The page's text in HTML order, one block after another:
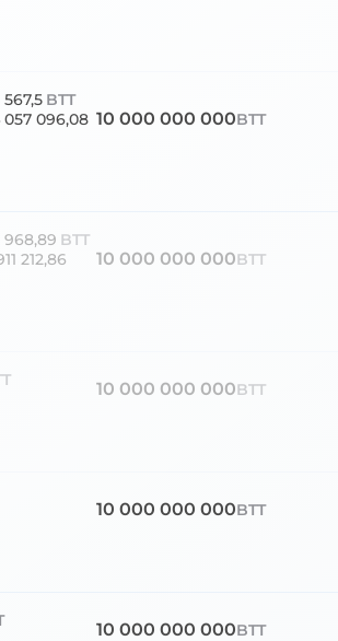
567,5 BTT
057 096,08 10 000 000 000BTT
968,89 BTT
212,86
10 000 000 000BTT
10 000 000 000BTT
10 000 000 000BTT
10 000 000 000BTT